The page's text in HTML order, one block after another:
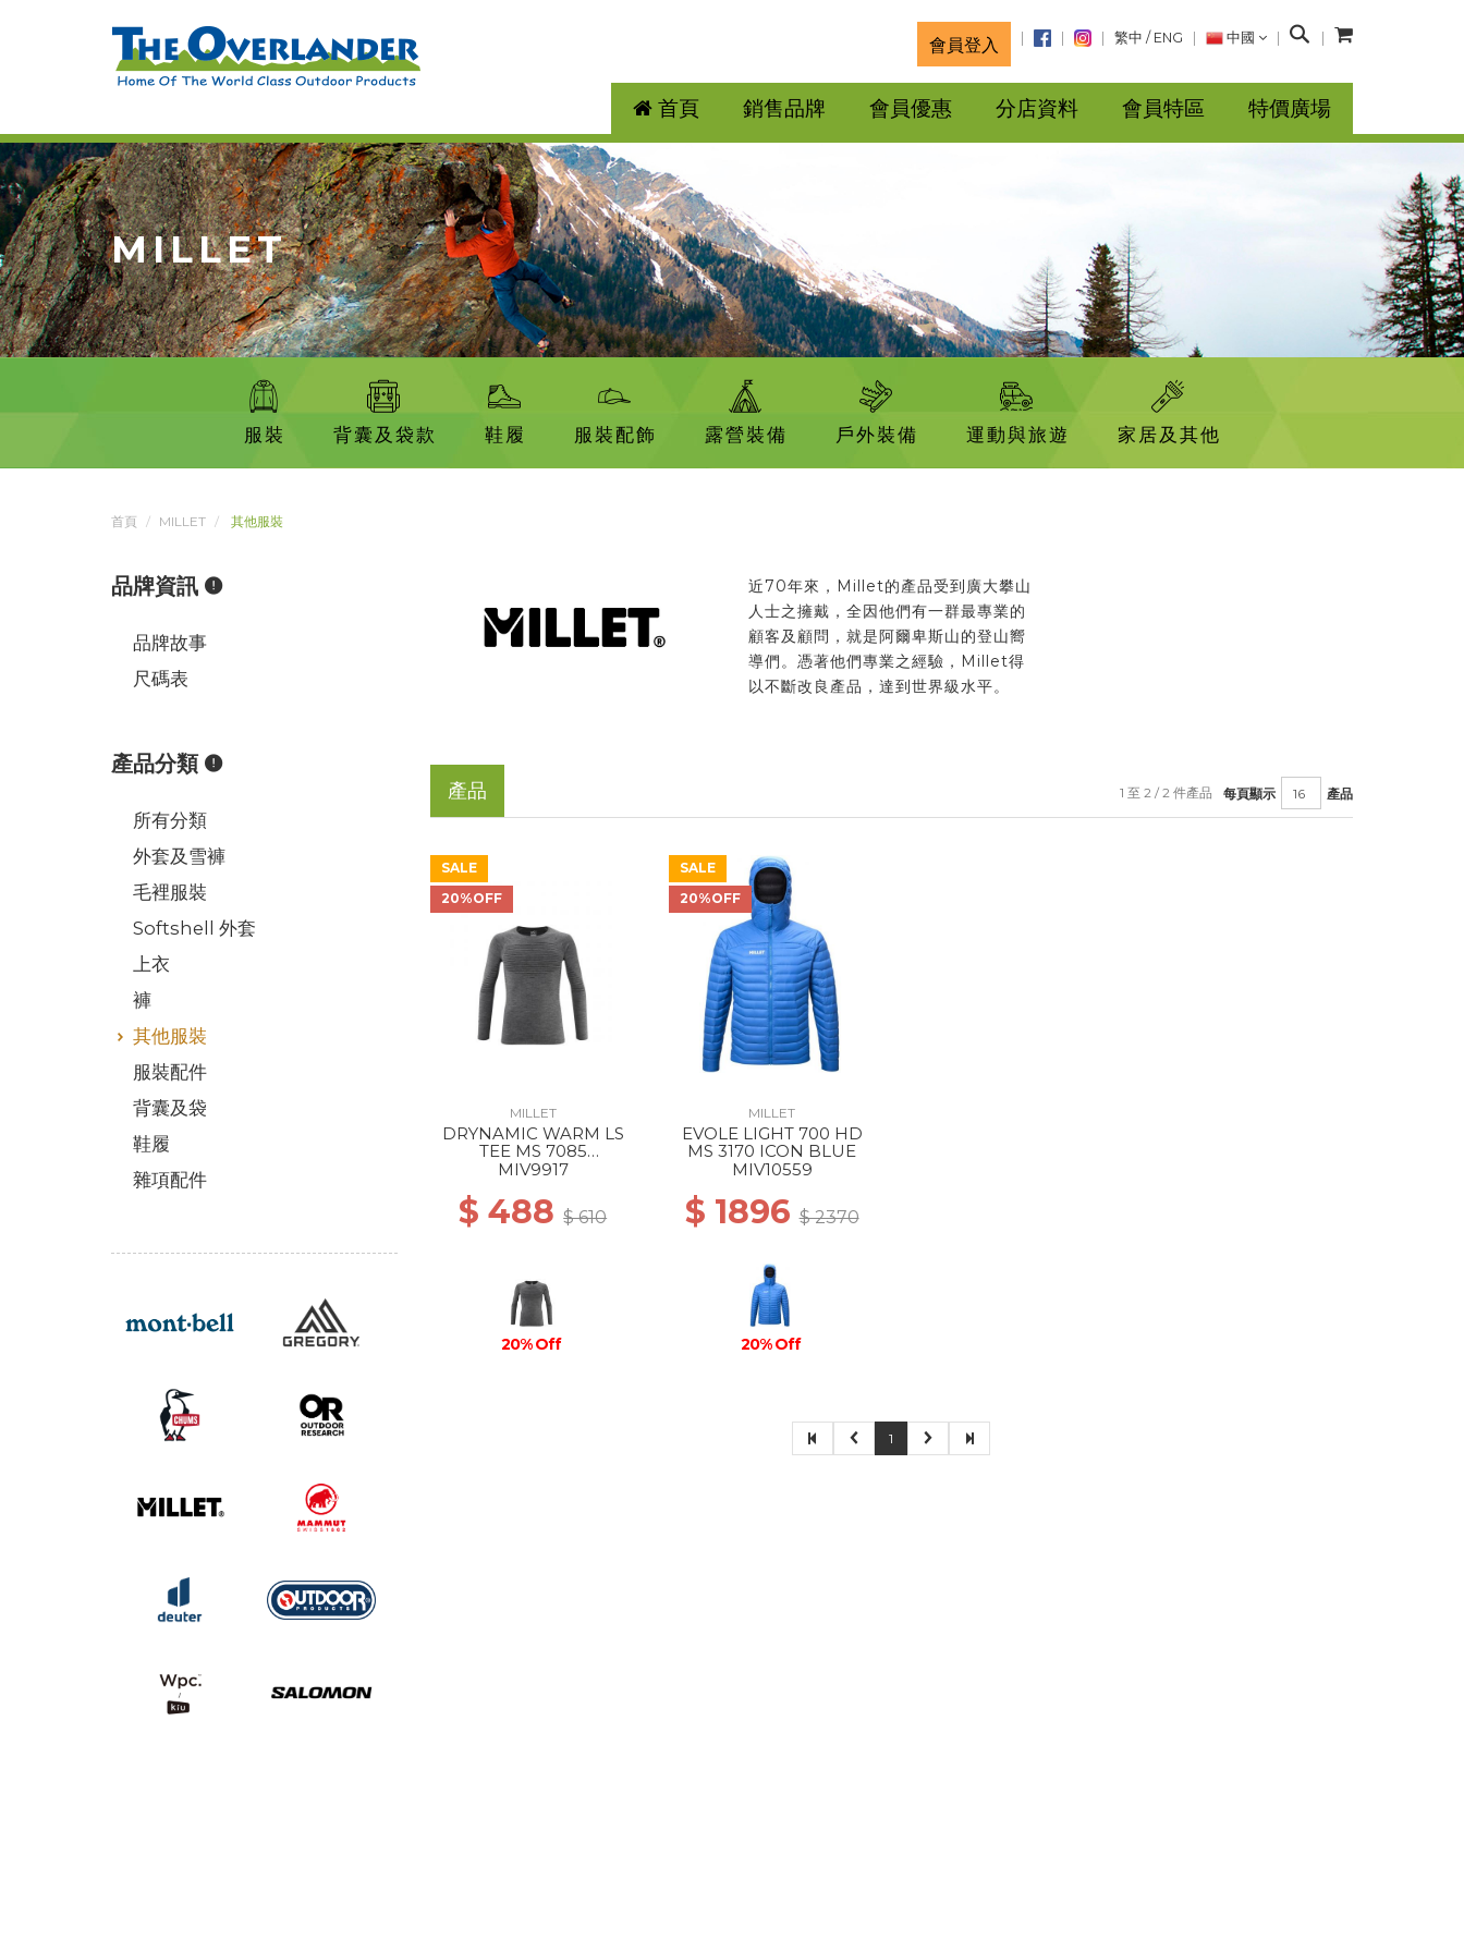
會員登入 繁中 / ENG 中國
搜
首頁 銷售品牌 會員優惠 分店資料 會員特區 特價廣場
MILLET
服裝 背囊及袋款 鞋履 服裝配飾 露營裝備 戶外裝備 運動與旅遊 家居及其他
首頁 MILLET 其他服裝
近70年來，Millet的產品受到廣大攀山
人士之擁戴，全因他們有一群最專業的
顧客及顧問，就是阿爾卑斯山的登山嚮
導們。憑著他們專業之經驗，Millet得
以不斷改良產品，達到世界級水平。
產品 每頁顯示 產品
1 至 2 / 2 件產品
SALE
20%OFF
MILLET
DRYNAMIC WARM LS
TEE MS 7085
ANTHRACITE GREY
MIV9917
$ 488$ 610
20% Off
SALE
20%OFF
MILLET
EVOLE LIGHT 700 HD
MS 3170 ICON BLUE
MIV10559
$ 1896$ 2370
20% Off
1
品牌資訊
品牌故事
尺碼表
產品分類
所有分類
外套及雪褲
毛裡服裝
Softshell 外套
上衣
褲
其他服裝
服裝配件
背囊及袋
鞋履
雜項配件